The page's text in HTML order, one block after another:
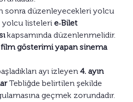
sonra düzenleyecekleri yolcu
yolcu listeleri e‑Bilet
kapsamında düzenlenmelidir.
film gösterimi yapan sinema
ayı izleyen 4. ayın
Tebliğde belirtilen şekilde
geçmek zorundadır.